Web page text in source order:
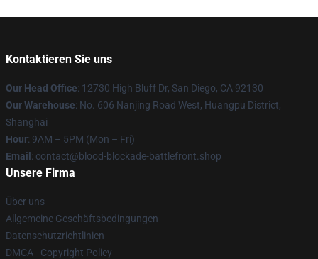
Kontaktieren Sie uns
Our Head Office: 12730 High Bluff Dr, San Diego, CA 92130
Our Warehouse: No. 606 Nanjing Road West, Huangpu District,
Shanghai
Hour: 9AM – 5PM (Mon – Fri)
Email : contact@blood-blockade-battlefront.shop
Unsere Firma
Über uns
Allgemeine Geschäftsbedingungen
Datenschutzrichtlinien
DMCA - Copyright Policy